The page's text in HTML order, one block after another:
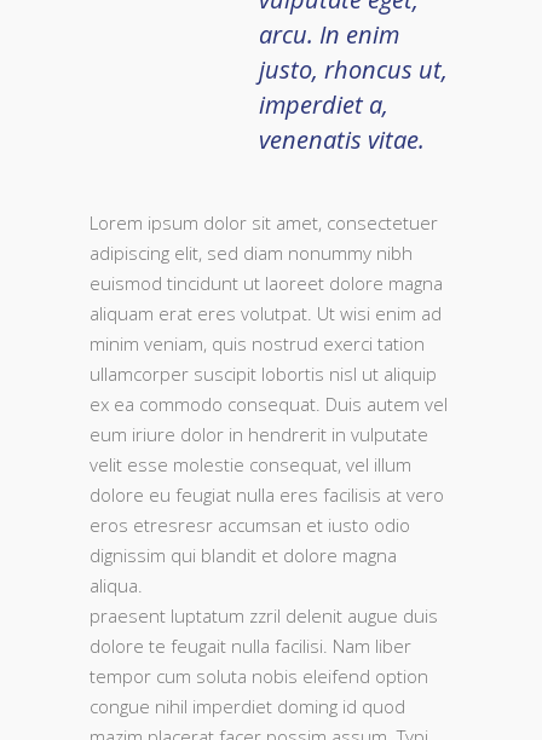
arcu. In enim
justo, rhoncus ut,
imperdiet a,
venenatis vitae.
Lorem ipsum dolor sit amet, consectetuer
adipiscing elit, sed diam nonummy nibh
euismod tincidunt ut laoreet dolore magna
aliquam erat eres volutpat. Ut wisi enim ad
minim veniam, quis nostrud exerci tation
ullamcorper suscipit lobortis nisl ut aliquip
ex ea commodo consequat. Duis autem vel
eum iriure dolor in hendrerit in vulputate
velit esse molestie consequat, vel illum
dolore eu feugiat nulla eres facilisis at vero
eros etresresr accumsan et iusto odio
dignissim qui blandit et dolore magna
aliqua.
praesent luptatum zzril delenit augue duis
dolore te feugait nulla facilisi. Nam liber
tempor cum soluta nobis eleifend option
congue nihil imperdiet doming id quod